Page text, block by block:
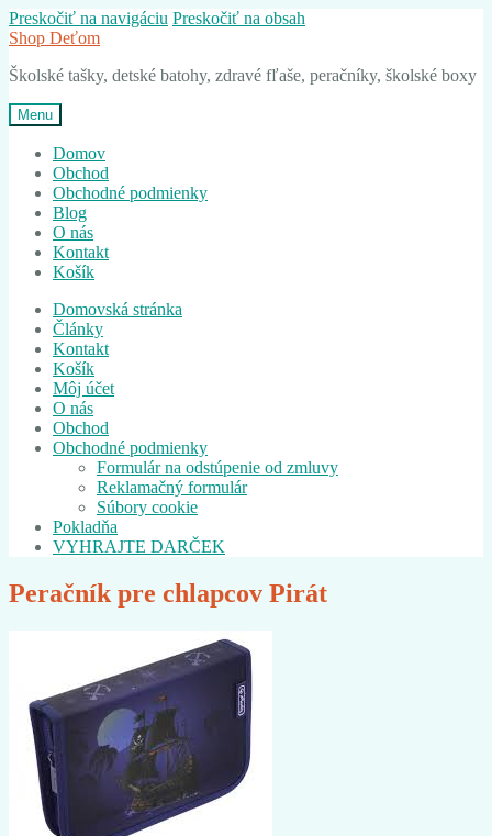
Preskočiť na navigáciu Preskočiť na obsah
Shop Deťom
Školské tašky, detské batohy, zdravé fľaše, peračníky, školské boxy
Menu
Domov
Obchod
Obchodné podmienky
Blog
O nás
Kontakt
Košík
Domovská stránka
Články
Kontakt
Košík
Môj účet
O nás
Obchod
Obchodné podmienky
Formulár na odstúpenie od zmluvy
Reklamačný formulár
Súbory cookie
Pokladňa
VYHRAJTE DARČEK
Peračník pre chlapcov Pirát